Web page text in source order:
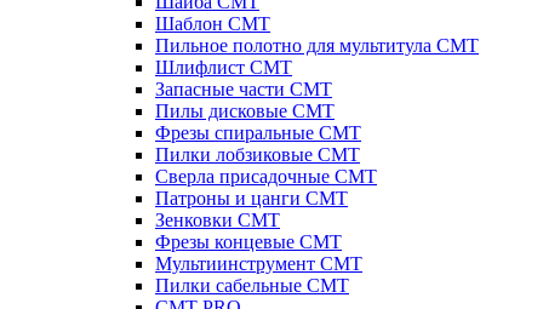
Шаблон CMT
Пильное полотно для мультитула CMT
Шлифлист CMT
Запасные части CMT
Пилы дисковые CMT
Фрезы спиральные CMT
Пилки лобзиковые СМТ
Сверла присадочные СМТ
Патроны и цанги CMT
Зенковки СМТ
Фрезы концевые CMT
Мультиинструмент СМТ
Пилки сабельные СМТ